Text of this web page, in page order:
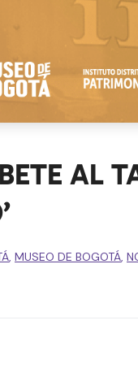
AL
, MUSEO DE BOGOTÁ,